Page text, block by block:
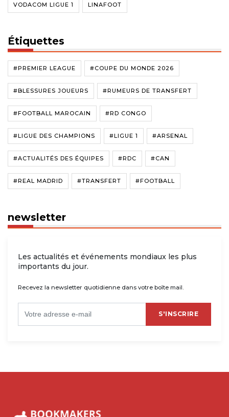
VODACOM LIGUE 1 LINAFOOT
Étiquettes
#PREMIER LEAGUE #COUPE DU MONDE 2026
#BLESSURES JOUEURS #RUMEURS DE TRANSFERT
#FOOTBALL MAROCAIN #RD CONGO
#LIGUE DES CHAMPIONS #LIGUE 1 #ARSENAL
#ACTUALITÉS DES ÉQUIPES #RDC #CAN
#REAL MADRID #TRANSFERT #FOOTBALL
newsletter
Les actualités et événements mondiaux les plus
importants du jour.
Recevez la newsletter quotidienne dans votre boîte mail.
S'INSCRIRE